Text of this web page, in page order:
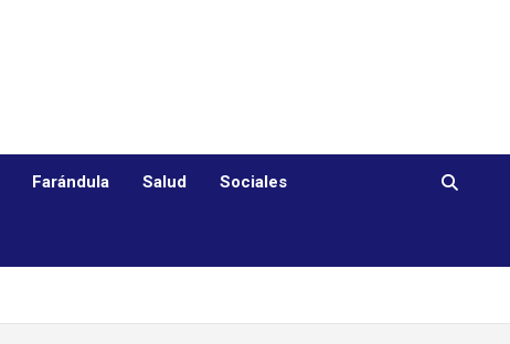
Farándula Salud Sociales